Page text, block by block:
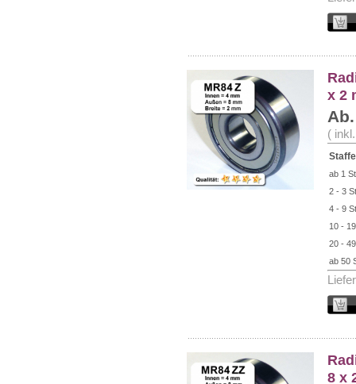
x 2
(
ab 1
2 - 3
4 - 9
10 -
20 -
ab 50
8 x